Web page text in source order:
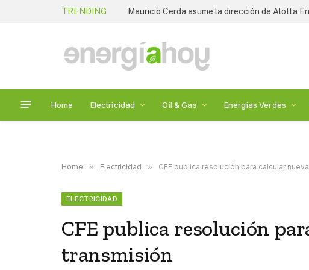
TRENDING Mauricio Cerda asume la dirección de Alotta
Home Electricidad Oil & Gas Energías Verdes
Home » Electricidad » CFE publica resolución para calcular
ELECTRICIDAD
CFE publica resolución
transmisión